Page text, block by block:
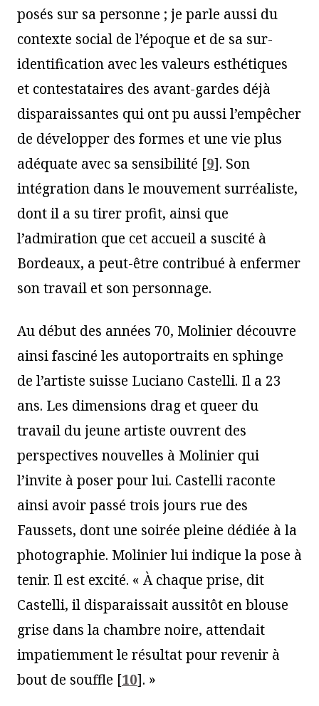
posés sur sa personne ; je parle aussi du
contexte social de l’époque et de sa sur-
identification avec les valeurs esthétiques
et contestataires des avant-gardes déjà
disparaissantes qui ont pu aussi l’empêcher
de développer des formes et une vie plus
adéquate avec sa sensibilité [9]. Son
intégration dans le mouvement surréaliste,
dont il a su tirer profit, ainsi que
l’admiration que cet accueil a suscité à
Bordeaux, a peut-être contribué à enfermer
son travail et son personnage.
Au début des années 70, Molinier découvre
ainsi fasciné les autoportraits en sphinge
de l’artiste suisse Luciano Castelli. Il a 23
ans. Les dimensions drag et queer du
travail du jeune artiste ouvrent des
perspectives nouvelles à Molinier qui
l’invite à poser pour lui. Castelli raconte
ainsi avoir passé trois jours rue des
Faussets, dont une soirée pleine dédiée à la
photographie. Molinier lui indique la pose à
tenir. Il est excité. « À chaque prise, dit
Castelli, il disparaissait aussitôt en blouse
grise dans la chambre noire, attendait
impatiemment le résultat pour revenir à
bout de souffle [10]. »